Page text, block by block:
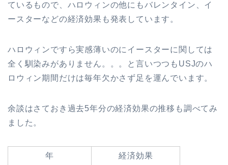
ているもので、ハロウィンの他にもバレンタイン、イ
ースターなどの経済効果も発表しています。
ハロウィンですら実感薄いのにイースターに関しては
全く馴染みがありません。。。と言いつつもUSJのハ
ロウィン期間だけは毎年欠かさず足を運んでいます。
余談はさておき過去5年分の経済効果の推移も調べてみ
ました。
年 経済効果